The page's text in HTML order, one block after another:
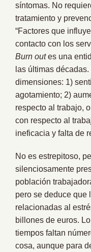
síntomas. No
tratamiento y
“Factores que
contacto con los
Burn outes una
las últimas
dimensiones: 1)
agotamiento; 2)
respecto al trabajo,
con respecto al
ineficacia y falta de
No es estrepitoso,
silenciosamente
población
pero se deduce que
relacionadas al
billones de euros.
tiempos faltan
cosa, aunque para